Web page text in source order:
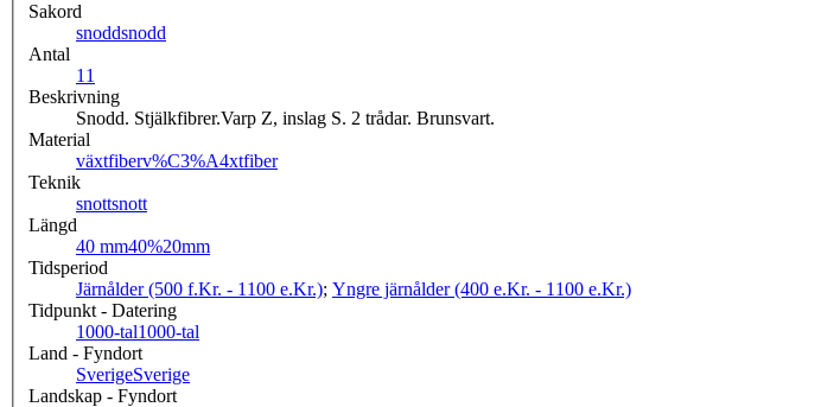
Sakord
snoddsnodd
Antal
1 1
Beskrivning
Snodd. Stjälkfibrer.Varp Z, inslag S. 2 trådar. Brunsvart.
Material
växtfiberv%C3%A4xtfiber
Teknik
snottsnott
Längd
40 mm40%20mm
Tidsperiod
Järnålder (500 f.Kr. - 1100 e.Kr.); Yngre järnålder (400 e.Kr. - 1100 e.Kr.)
Tidpunkt - Datering
1000-tal1000-tal
Land - Fyndort
SverigeSverige
Landskap - Fyndort